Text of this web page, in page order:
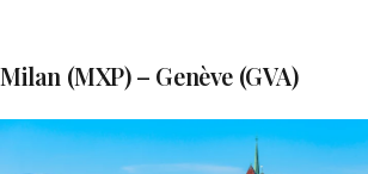
Milan (MXP) – Genève (GVA)